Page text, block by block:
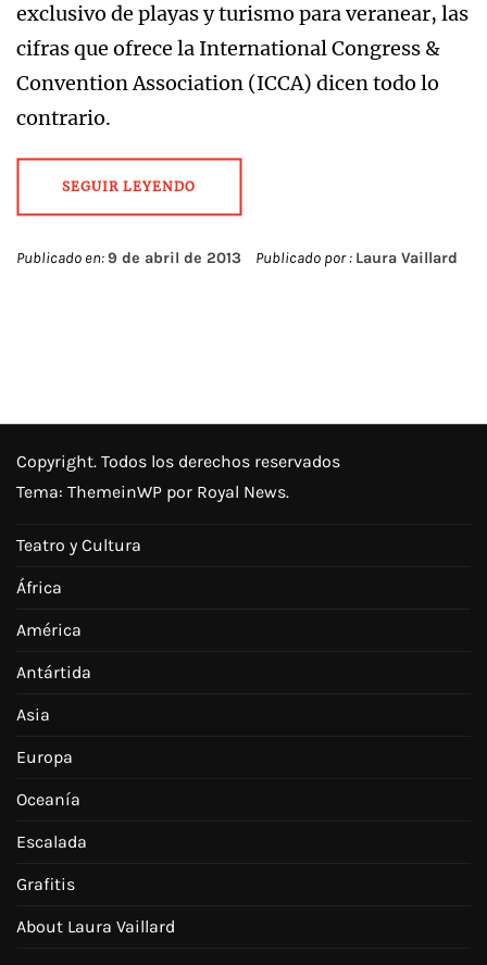
exclusivo de playas y turismo para veranear, las
cifras que ofrece la International Congress &
Convention Association (ICCA) dicen todo lo
contrario.
SEGUIR LEYENDO
Publicado en:9 de abril de 2013 Publicado por : Laura Vaillard
Copyright. Todos los derechos reservados
Tema: ThemeinWP por Royal News.
Teatro y Cultura
África
América
Antártida
Asia
Europa
Oceanía
Escalada
Grafitis
About Laura Vaillard